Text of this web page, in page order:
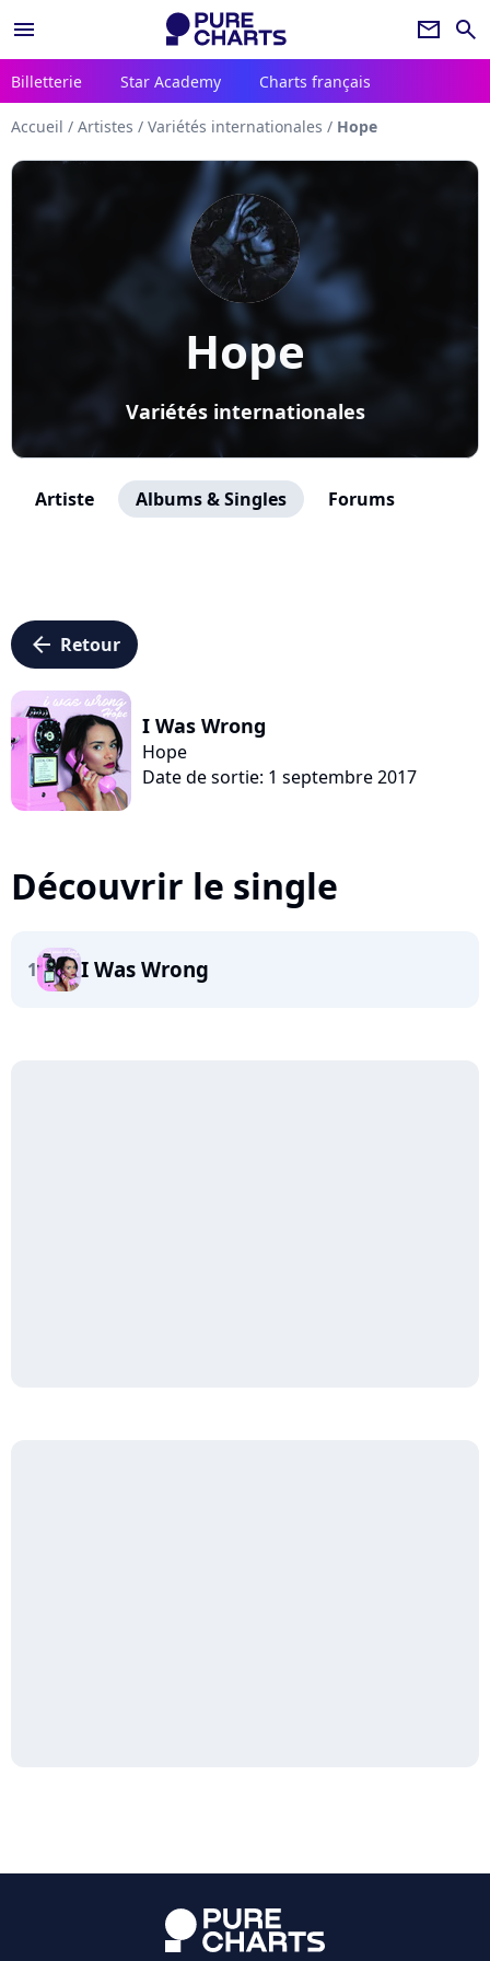
menu newsletter search
Billetterie Star Academy Charts français
Accueil / Artistes / Variétés internationales / Hope
Hope
Variétés internationales
Artiste Albums & Singles Forums
arrow_left Retour
I Was Wrong
Hope
Date de sortie: 1 septembre 2017
Découvrir le single
1 I Was Wrong